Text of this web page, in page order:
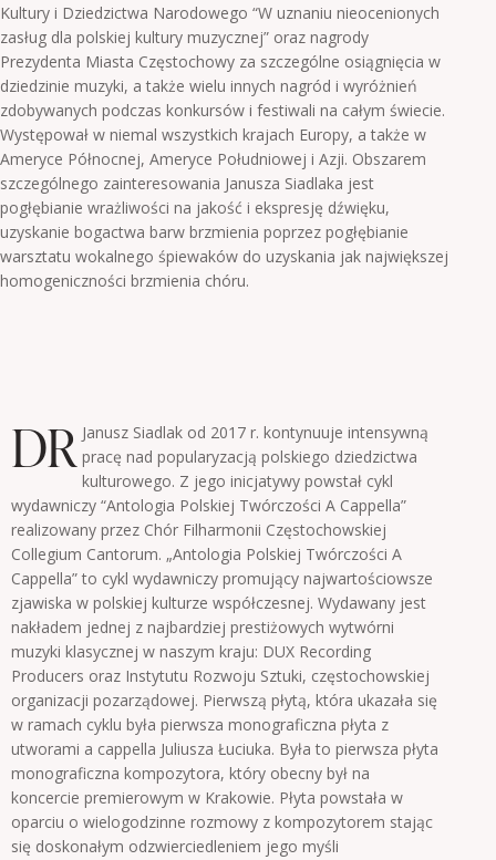
Kultury i Dziedzictwa Narodowego “W uznaniu nieocenionych
zasług dla polskiej kultury muzycznej” oraz nagrody
Prezydenta Miasta Częstochowy za szczególne osiągnięcia w
dziedzinie muzyki, a także wielu innych nagród i wyróżnień
zdobywanych podczas konkursów i festiwali na całym świecie.
Występował w niemal wszystkich krajach Europy, a także w
Ameryce Północnej, Ameryce Południowej i Azji. Obszarem
szczególnego zainteresowania Janusza Siadlaka jest
pogłębianie wrażliwości na jakość i ekspresję dźwięku,
uzyskanie bogactwa barw brzmienia poprzez pogłębianie
warsztatu wokalnego śpiewaków do uzyskania jak największej
homogeniczności brzmienia chóru.
DR Janusz Siadlak od 2017 r. kontynuuje intensywną
pracę nad popularyzacją polskiego dziedzictwa
kulturowego. Z jego inicjatywy powstał cykl
wydawniczy “Antologia Polskiej Twórczości A Cappella”
realizowany przez Chór Filharmonii Częstochowskiej
Collegium Cantorum. „Antologia Polskiej Twórczości A
Cappella” to cykl wydawniczy promujący najwartościowsze
zjawiska w polskiej kulturze współczesnej. Wydawany jest
nakładem jednej z najbardziej prestiżowych wytwórni
muzyki klasycznej w naszym kraju: DUX Recording
Producers oraz Instytutu Rozwoju Sztuki, częstochowskiej
organizacji pozarządowej. Pierwszą płytą, która ukazała się
w ramach cyklu była pierwsza monograficzna płyta z
utworami a cappella Juliusza Łuciuka. Była to pierwsza płyta
monograficzna kompozytora, który obecny był na
koncercie premierowym w Krakowie. Płyta powstała w
oparciu o wielogodzinne rozmowy z kompozytorem stając
się doskonałym odzwierciedleniem jego myśli